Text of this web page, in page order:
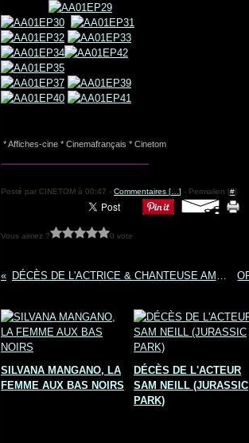
* Affiches-cine * Cinemafrançais * Cinetom
Posté par CINETOM à 00:47 - Commentaires [ ] - Permalien [#]
Vous aimez ? 0 vote
DÉCÈS DE L'ACTRICE & CHANTEUSE AMÉRICAINE DORIS DAY
SILVANA MANGANO, LA
FEMME AUX BAS NOIRS
DÉCÈS DE L'ACTEUR
SAM NEILL (JURASSIC
PARK)